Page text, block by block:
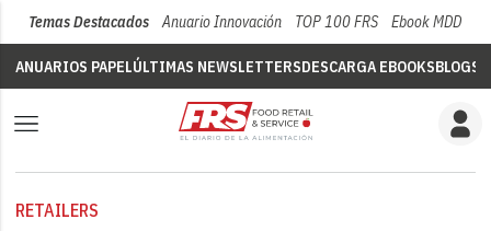
Temas Destacados Anuario Innovación TOP 100 FRS Ebook MDD
ANUARIOS PAPELÚLTIMAS NEWSLETTERSDESCARGA EBOOKSBLOGS
RETAILERS